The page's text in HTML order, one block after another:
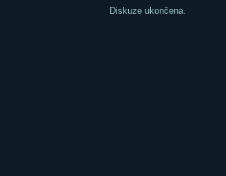
Diskuze ukončena.